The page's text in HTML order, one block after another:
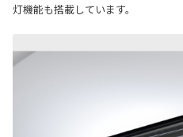
灯機能も搭載しています。